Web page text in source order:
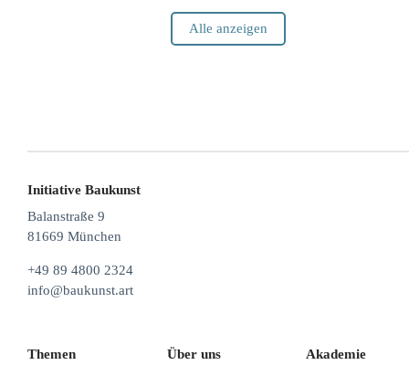
Alle anzeigen
Initiative Baukunst
Balanstraße 9
81669 München
+49 89 4800 2324
info@baukunst.art
Themen
Akademie
Über uns